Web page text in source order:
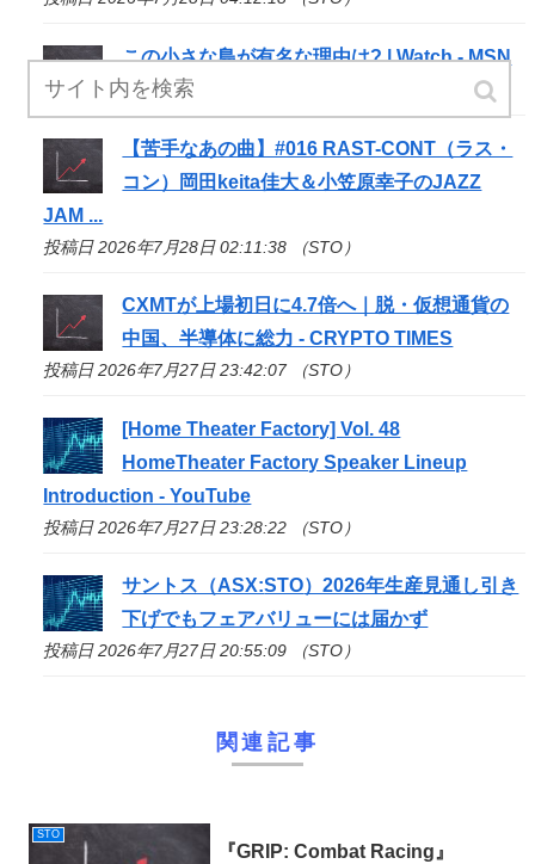
この小さな島が有名な理由は? | Watch - MSN
投稿日 2026年7月28日 02:30:09 （STO）
【苦手なあの曲】#016 RAST-CONT（ラス・
コン）岡田keita佳大＆小笠原幸子のJAZZ
JAM ...
投稿日 2026年7月28日 02:11:38 （STO）
CXMTが上場初日に4.7倍へ｜脱・仮想通貨の
中国、半導体に総力 - CRYPTO TIMES
投稿日 2026年7月27日 23:42:07 （STO）
[Home Theater Factory] Vol. 48
HomeTheater Factory Speaker Lineup
Introduction - YouTube
投稿日 2026年7月27日 23:28:22 （STO）
サントス（ASX:STO）2026年生産見通し引き
下げでもフェアバリューには届かず
投稿日 2026年7月27日 20:55:09 （STO）
関連記事
STO
『GRIP: Combat Racing』